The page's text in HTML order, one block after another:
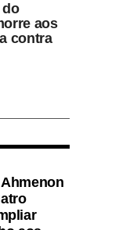
do
aos
contra